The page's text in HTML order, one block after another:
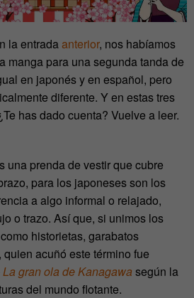
la entradaanterior, nos habíamos
manga para una segunda tanda de
en japonés y en español, pero
diferente. Y en estas tres
has dado cuenta? Vuelve a leer.
una prenda de vestir que cubre
para los japoneses son los
a algo informal o relajado,
o trazo. Así que, si unimos los
historietas, garabatos
acuñó este término fue
La gran ola de Kanagawa según la
del mundo flotante.